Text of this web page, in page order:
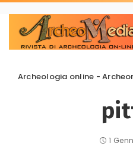
Archeologia online -
1